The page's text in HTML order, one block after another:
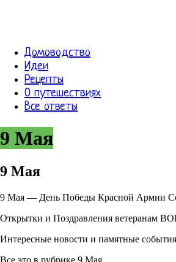
Домоводство
Идеи
Рецепты
О путешествиях
Все ответы
9 Мая
9 Мая
9 Мая — День Победы Красной Армии
Открытки и Поздравления ветеранам
Интересные новости и памятные
Все это в рубрике 9 Мая.